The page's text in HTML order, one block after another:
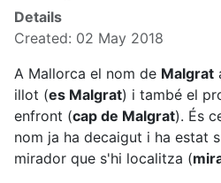
Details
Created: 02 May 2018
A Mallorca el nom de Malgrat
illot (es Malgrat) i també el
enfront (cap de Malgrat). És
nom ja ha decaigut i ha estat
mirador que s'hi localitza (